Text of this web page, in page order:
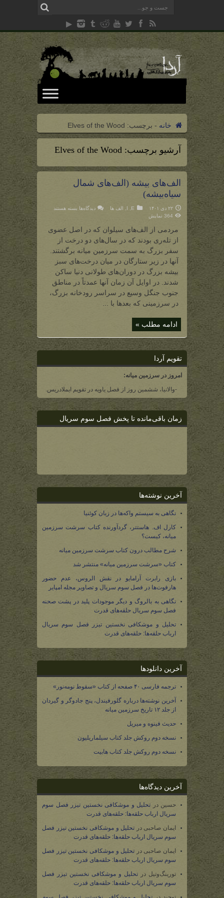
خانه - برچسب: Elves of the Wood
آرشیو برچسب: Elves of the Wood
الف‌های بیشه (الف‌های شمال
سیاه‌بیشه)
۲۲ دی ۱۴۰۱ E ا الف ها دیدگاه‌ها برای
شمال
بسته هستند
364 نمایش
مردمی از الف‌های سیلوان که در اصل عضوی
از تله‌ری بودند که در سال‌های دو درخت از
سفر بزرگ به سمت سرزمین میانه برگشتند.
آنها در زیر ستارگان در میان درخت‌های سبز
بیشه بزرگ در دوران‌های طولانی دنیا ساکن
شدند. در اوایل آن زمان آنها عمدتاً در مناطق
جنوب جنگل وسیع در سراسر رودخانه بزرگ،
در سرزمینی که بعدها با ...
ادامه مطلب »
تقویم آردا
امروز در سرزمین میانه:
-والانیا، ششمین روز از فصل یاویه در تقویم ایملادریس.
زمان باقی‌مانده تا پخش فصل سوم سریال
آخرین نوشته‌ها
نگاهی به سیستم واکه‌ها در زبان کوئنیا
کارل اف. هاستتر، گردآورنده کتاب سرشت سرزمین
میانه، کیست؟
شرح مطالب درون کتاب سرشت سرزمین میانه
کتاب «سرشت سرزمین میانه» منتشر شد
بازی رابرت آرامایو در نقش الروس، عدم حضور
هارفوت‌ها در فصل سوم سریال و تصاویر مجله امپایر
نگاهی به بالروگ و دیگر موجودات پلید در پشت صحنه
فصل سوم سریال حلقه‌های قدرت
تحلیل و موشکافی نخستین تیزر فصل سوم سریال
ارباب حلقه‌ها: حلقه‌های قدرت
آخرین دانلودها
ترجمه فارسی ۴۰ صفحه از کتاب «سقوط نومه‌نور»
آخرین نوشته‌ها درباره گلورفیندل، پنج جادوگر و گیردان
از جلد ۱۲ تاریخ سرزمین میانه
حدیث فینوه و میریل
نسخه دوم روکش جلد کتاب سیلماریلیون
نسخه دوم روکش جلد کتاب هابیت
آخرین دیدگاه‌ها
حسین در تحلیل و موشکافی نخستین تیزر فصل سوم
سریال ارباب حلقه‌ها: حلقه‌های قدرت
ایمان صاحبی در تحلیل و موشکافی نخستین تیزر فصل
سوم سریال ارباب حلقه‌ها: حلقه‌های قدرت
ایمان صاحبی در تحلیل و موشکافی نخستین تیزر فصل
سوم سریال ارباب حلقه‌ها: حلقه‌های قدرت
تورینگ‌وتیل در تحلیل و موشکافی نخستین تیزر فصل
سوم سریال ارباب حلقه‌ها: حلقه‌های قدرت